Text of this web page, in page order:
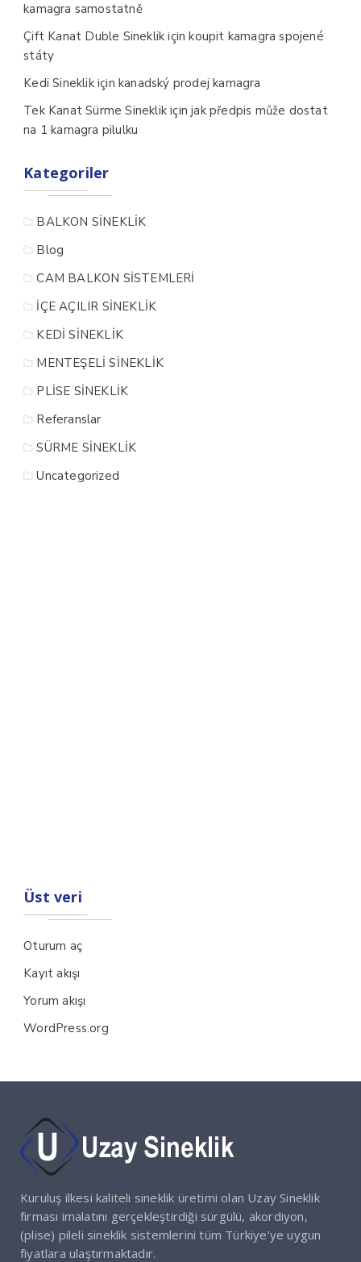
kamagra samostatně
Çift Kanat Duble Sineklik içinkoupit kamagra spojené
státy
Kedi Sineklikiçin kanadský prodej kamagra
Tek Kanat Sürme Sineklikiçinjak předpis může dostat
na 1 kamagra pilulku
Kategoriler
BALKON SİNEKLİK
Blog
CAM BALKON SİSTEMLERİ
İÇE AÇILIR SİNEKLİK
KEDİ SİNEKLİK
MENTEŞELİ SİNEKLİK
PLİSE SİNEKLİK
Referanslar
SÜRME SİNEKLİK
Uncategorized
Üst veri
Oturum aç
Kayıt akışı
Yorum akışı
WordPress.org
Kuruluş ilkesi kaliteli sineklik üretimi olan Uzay Sineklik
firması imalatını gerçekleştirdiği sürgülü, akordiyon,
(plise) pileli sineklik sistemlerini tüm Türkiye’ye uygun
fiyatlara ulaştırmaktadır.